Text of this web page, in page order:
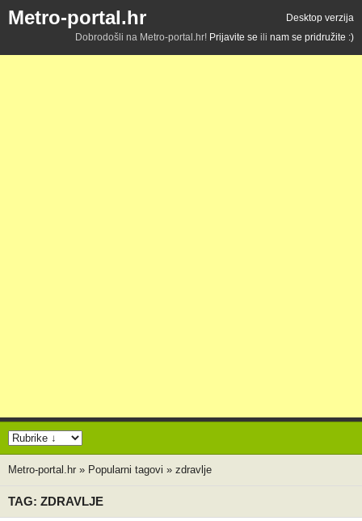
Metro-portal.hr
Desktop verzija
Dobrodošli na Metro-portal.hr! Prijavite se ili nam se pridružite :)
Metro-portal.hr » Popularni tagovi » zdravlje
TAG: ZDRAVLJE